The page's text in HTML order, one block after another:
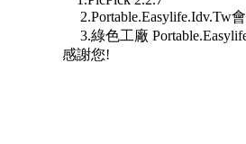
2.Portable.Easylife.Idv.Tw
3.綠色工廠
感謝您!